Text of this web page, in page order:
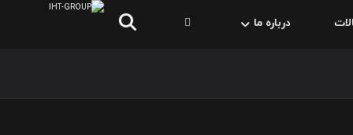
درباره ما